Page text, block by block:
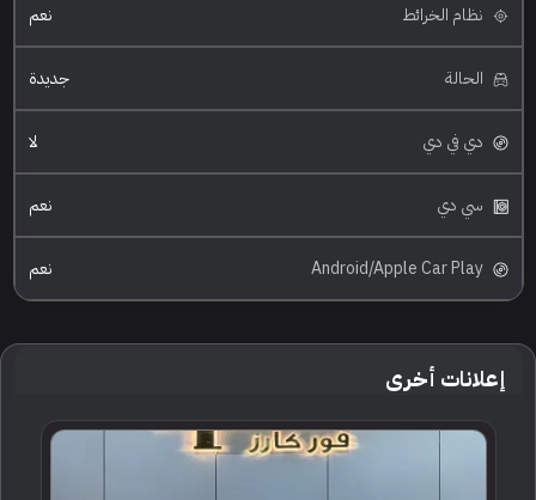
نظام الخرائط نعم
الحالة جديدة
دي في دي لا
سي دي نعم
Android/Apple Car Play نعم
إعلانات أخرى